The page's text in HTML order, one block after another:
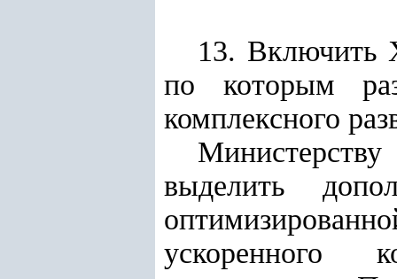
13. Включить
по которым
комплексного
выделить
ускоренного